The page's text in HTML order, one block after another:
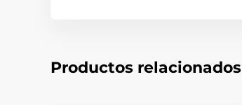
Productos relacionados